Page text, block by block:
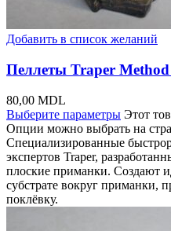
Добавить в список желаний
Пеллеты Traper
80,00 MDL
Выберите параметры Этот
Опции можно выбрать на
Специализированные
экспертов Traper,
плоские приманки. Создают
субстрате вокруг приманки,
поклёвку.